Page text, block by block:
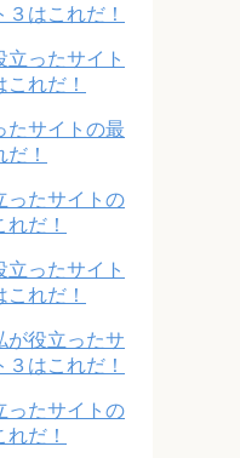
はこれだ！
ったサイト
れだ！
たサイトの最
！
ったサイトの
だ！
ったサイト
れだ！
が役立ったサ
はこれだ！
ったサイトの
だ！